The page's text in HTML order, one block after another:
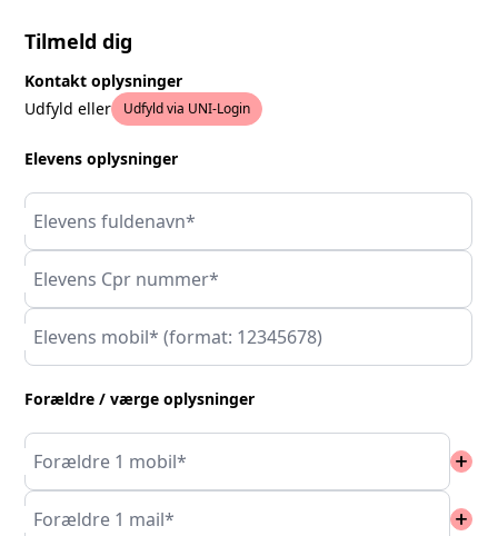
Tilmeld dig
Kontakt oplysninger
Udfyld eller
Udfyld via UNI-Login
Elevens oplysninger
Elevens fuldenavn*
Elevens Cpr nummer*
Elevens mobil* (format: 12345678)
Forældre / værge oplysninger
Forældre 1 mobil* add
Forældre 1 mail* add